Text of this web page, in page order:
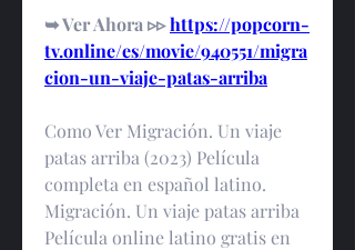
➥ Ver Ahora ▹▹ https://popcorn-
tv.online/es/movie/940551/migra
cion-un-viaje-patas-arriba
Como Ver Migración. Un viaje
patas arriba (2023) Película
completa en español latino.
Migración. Un viaje patas arriba
Película online latino gratis en